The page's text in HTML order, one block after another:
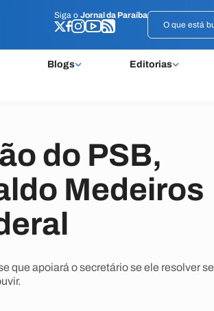
Siga o Jornal da Paraíba
Blogs Editorias
Siga o Jornal da Paraíba
do PSB,
Medeiros
que apoiará o secretário se ele resolver se